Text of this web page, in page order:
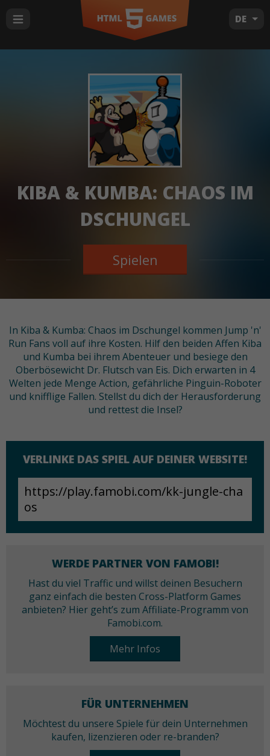
DE
KIBA & KUMBA: CHAOS IM
DSCHUNGEL
Spielen
In Kiba & Kumba: Chaos im Dschungel kommen Jump 'n'
Run Fans voll auf ihre Kosten. Hilf den beiden Affen Kiba
und Kumba bei ihrem Abenteuer und besiege den
Oberbösewicht Dr. Flutsch van Eis. Dich erwarten in 4
Welten jede Menge Action, gefährliche Pinguin-Roboter
und knifflige Fallen. Stellst du dich der Herausforderung
und rettest die Insel?
VERLINKE DAS SPIEL AUF DEINER WEBSITE!
WERDE PARTNER VON FAMOBI!
Hast du viel Traffic und willst deinen Besuchern
ganz einfach die besten Cross-Platform Games
anbieten? Hier geht’s zum Affiliate-Programm von
Famobi.com.
Mehr Infos
FÜR UNTERNEHMEN
Möchtest du unsere Spiele für dein Unternehmen
kaufen, lizenzieren oder re-branden?